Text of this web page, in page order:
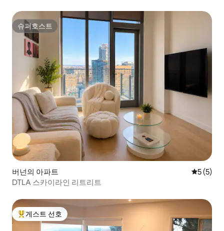
슈퍼호스트
슈퍼호스트
버넌의 아파트 평점 5점
5 (5)
DTLA 스카이라인 리트리트
상위 게스트 선호
게스트 선호